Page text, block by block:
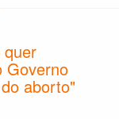
quer
Governo
aborto"